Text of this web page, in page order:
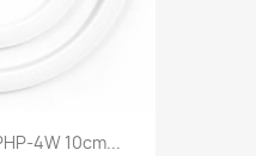
4W 10cm...